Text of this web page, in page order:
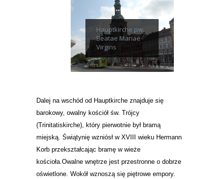
Hauptkirche pw.
Beatae Mariae
Virgins
Dalej na wschód od Hauptkirche znajduje się
barokowy, owalny kościół św. Trójcy
(Trinitatiskirche), który pierwotnie był bramą
miejską. Świątynię wzniósł w XVIII wieku Hermann
Korb przekształcając bramę w wieże
kościoła.Owalne wnętrze jest przestronne o dobrze
oświetlone. Wokół wznoszą się piętrowe empory.